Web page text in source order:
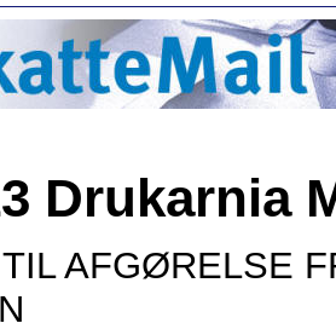
Drukarnia
AFGØRELSE